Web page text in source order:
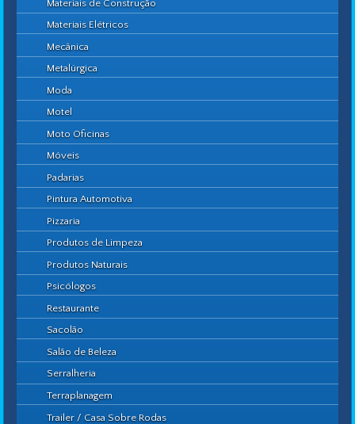
Materiais de Construção
Materiais Elétricos
Mecânica
Metalúrgica
Moda
Motel
Moto Oficinas
Móveis
Padarias
Pintura Automotiva
Pizzaria
Produtos de Limpeza
Produtos Naturais
Psicólogos
Restaurante
Sacolão
Salão de Beleza
Serralheria
Terraplanagem
Trailer / Casa Sobre Rodas